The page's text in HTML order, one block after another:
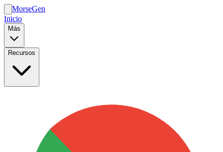
MorseGen
Inicio
Más
Recursos